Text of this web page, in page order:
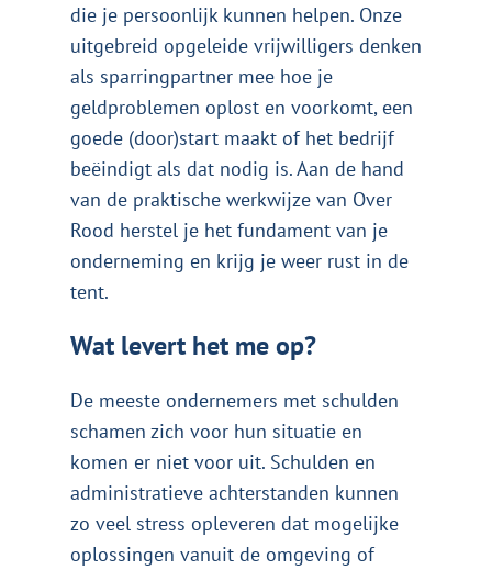
die je persoonlijk kunnen helpen. Onze
uitgebreid opgeleide vrijwilligers denken
als sparringpartner mee hoe je
geldproblemen oplost en voorkomt, een
goede (door)start maakt of het bedrijf
beëindigt als dat nodig is. Aan de hand
van de praktische werkwijze van Over
Rood herstel je het fundament van je
onderneming en krijg je weer rust in de
tent.
Wat levert het me op?
De meeste ondernemers met schulden
schamen zich voor hun situatie en
komen er niet voor uit. Schulden en
administratieve achterstanden kunnen
zo veel stress opleveren dat mogelijke
oplossingen vanuit de omgeving of